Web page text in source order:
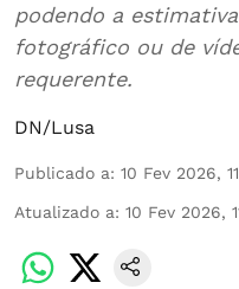
podendo a
fotográfico ou de
requerente.
DN/Lusa
Publicado a: 10 Fev 2026,
Atualizado a: 10 Fev 2026,